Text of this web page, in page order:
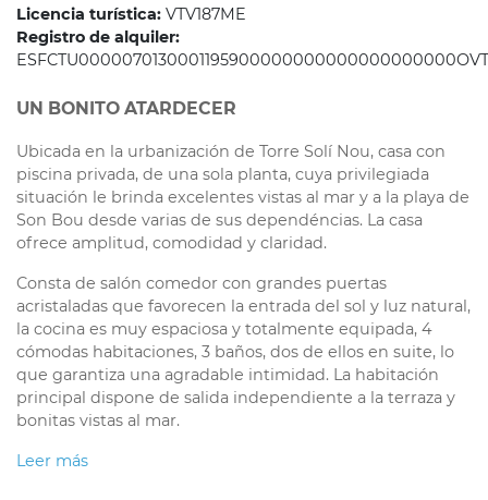
Licencia turística: VTV187ME
Registro de alquiler:
UN BONITO ATARDECER
Ubicada en la urbanización de Torre Solí Nou, casa con
piscina privada, de una sola planta, cuya privilegiada
situación le brinda excelentes vistas al mar y a la playa de
Son Bou desde varias de sus dependéncias. La casa
ofrece amplitud, comodidad y claridad.
Consta de salón comedor con grandes puertas
acristaladas que favorecen la entrada del sol y luz natural,
la cocina es muy espaciosa y totalmente equipada, 4
cómodas habitaciones, 3 baños, dos de ellos en suite, lo
que garantiza una agradable intimidad. La habitación
principal dispone de salida independiente a la terraza y
bonitas vistas al mar.
Leer más